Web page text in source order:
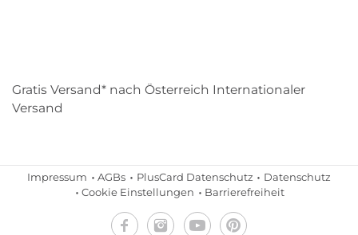
Gratis Versand* nach Österreich Internationaler
Versand
Impressum AGBs PlusCard Datenschutz
Datenschutz
Cookie Einstellungen
Barrierefreiheit